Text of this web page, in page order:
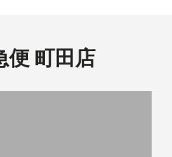
便 町田店